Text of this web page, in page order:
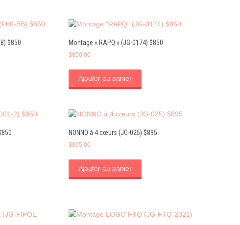
$850 Montage « RAPQ » (JG-0174) $850
$850.00
Ajouter au panier
NONNO à 4 cœurs (JG-025) $895
$895.00
Ajouter au panier